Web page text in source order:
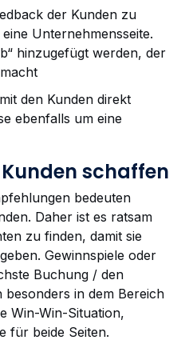
der Kunden zu
Unternehmensseite.
hinzugefügt werden, der
den Kunden direkt
ebenfalls um eine
schaffen
bedeuten
Daher ist es ratsam
zu finden, damit sie
Gewinnspiele oder
Buchung / den
in dem Bereich
Win-Win-Situation,
für beide Seiten.